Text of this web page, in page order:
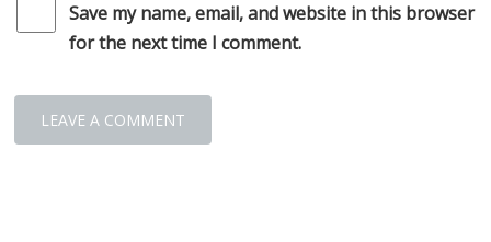
Save my name, email, and website in this browser
for the next time I comment.